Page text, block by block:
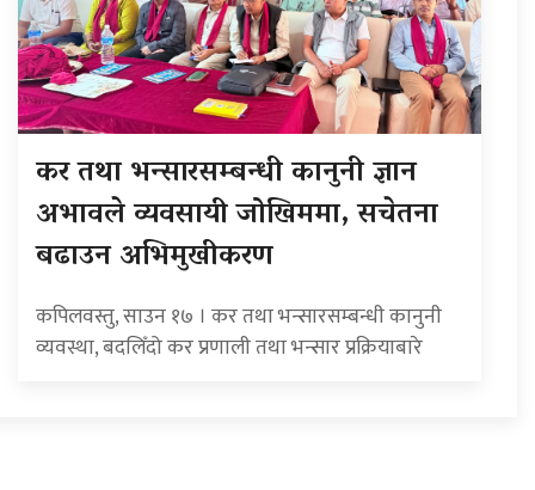
कर तथा भन्सारसम्बन्धी कानुनी ज्ञान
अभावले व्यवसायी जोखिममा, सचेतना
बढाउन अभिमुखीकरण
कपिलवस्तु, साउन १७ । कर तथा भन्सारसम्बन्धी कानुनी
व्यवस्था, बदलिँदो कर प्रणाली तथा भन्सार प्रक्रियाबारे